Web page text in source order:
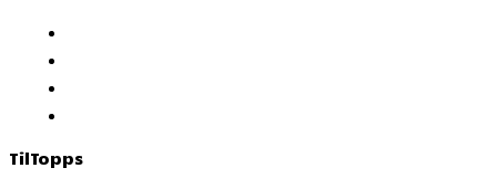
TilTopps